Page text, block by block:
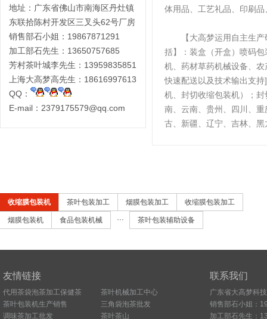
地址：广东省佛山市南海区丹灶镇
东联拾陈村开发区三叉头62号厂房
销售部石小姐：19867871291
加工部石先生：13650757685
芳村茶叶城李先生：13959835851
上海大高梦高先生：18616997613
QQ：
E-mail：2379175579@qq.com
体用品、工艺礼品、印刷
【大高梦运用自主生
括】：装盒（开盒）喷码
机、药材草药机械设备、
快速配送以及技术输出支
机、封切收缩包装机）；
南、云南、贵州、四川、
古、新疆、辽宁、吉林、
收缩膜包装机 茶叶包装加工 烟膜包装加工 收缩膜包装加工
烟膜包装机 食品包装机械 茶叶包装辅助设备
友情链接
代用茶袋泡茶加工保健茶
茶叶机械加工中心
茶叶包装机生产销售
三角袋泡茶批发
调味茶加工批发
茶叶茶山
联系我们
广东省大高梦科
销售部石小姐：
加工部石先生：